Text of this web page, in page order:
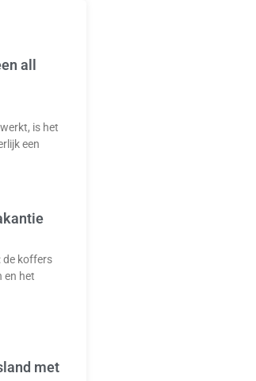
all
is het
een
de koffers
en het
met